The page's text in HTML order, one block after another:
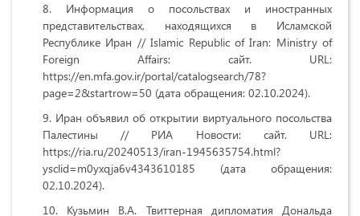
Информация о посольствах и иностранных
представительствах, находящихся в Исламской
Республике Иран // Islamic Republic of Iran: Ministry of
Foreign Affairs: сайт. URL:
https://en.mfa.gov.ir/portal/catalogsearch/78?
page=2&startrow=50 (дата обращения: 02.10.2024).
Иран объявил об открытии виртуального посольства
Палестины // РИА Новости: сайт. URL:
https://ria.ru/20240513/iran-1945635754.html?
ysclid=m0yxqja6v4343610185 (дата обращения:
02.10.2024).
Кузьмин В.А. Твиттерная дипломатия Дональда